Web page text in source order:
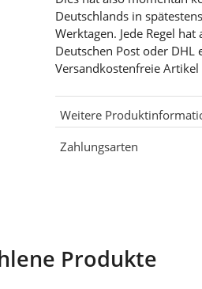
Deutschlands in
Werktagen. Jede Regel
Deutschen Post oder DHL
Versandkostenfreie
Weitere
Zahlungsarten
Produkte